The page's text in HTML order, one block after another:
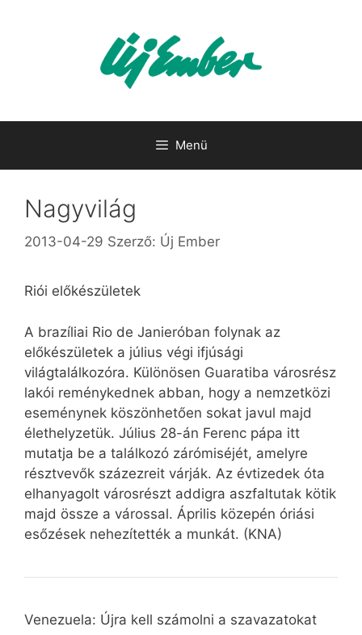
Menü
Nagyvilág
2013-04-29 Szerző: Új Ember
Riói előkészületek
A brazíliai Rio de Janieróban folynak az
előkészületek a július végi ifjúsági
világtalálkozóra. Különösen Guaratiba városrész
lakói reménykednek abban, hogy a nemzetközi
eseménynek köszönhetően sokat javul majd
élethelyzetük. Július 28-án Ferenc pápa itt
mutatja be a találkozó zárómiséjét, amelyre
résztvevők százezreit várják. Az évtizedek óta
elhanyagolt városrészt addigra aszfaltutak kötik
majd össze a várossal. Április közepén óriási
esőzések nehezítették a munkát. (KNA)
Venezuela: Újra kell számolni a szavazatokat